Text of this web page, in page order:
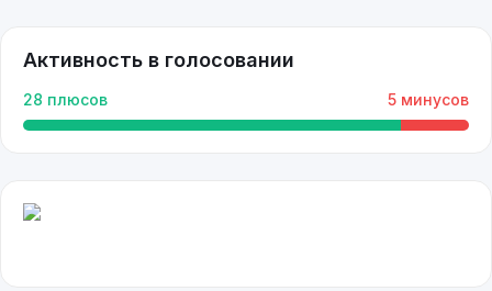
Активность в голосовании
28 плюсов 5 минусов